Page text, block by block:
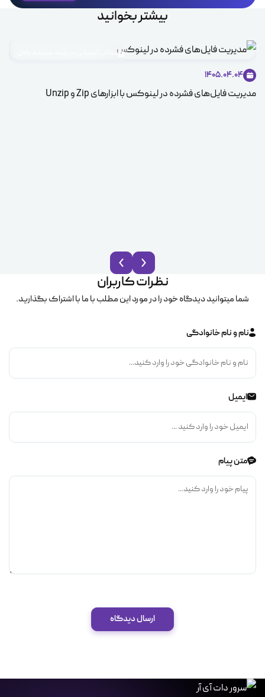
بیشتر بخوانید
مطالب آموزشی در زمینه سیستم عامل
1405.04.04
مدیریت فایل‌های فشرده در لینوکس با ابزارهای Zip و Unzip
نظرات کاربران
شما میتوانید دیدگاه خود را در مورد این مطلب با ما با اشتراک بگذارید.
نام و نام خانوادگی
ایمیل
متن پیام
ارسال دیدگاه